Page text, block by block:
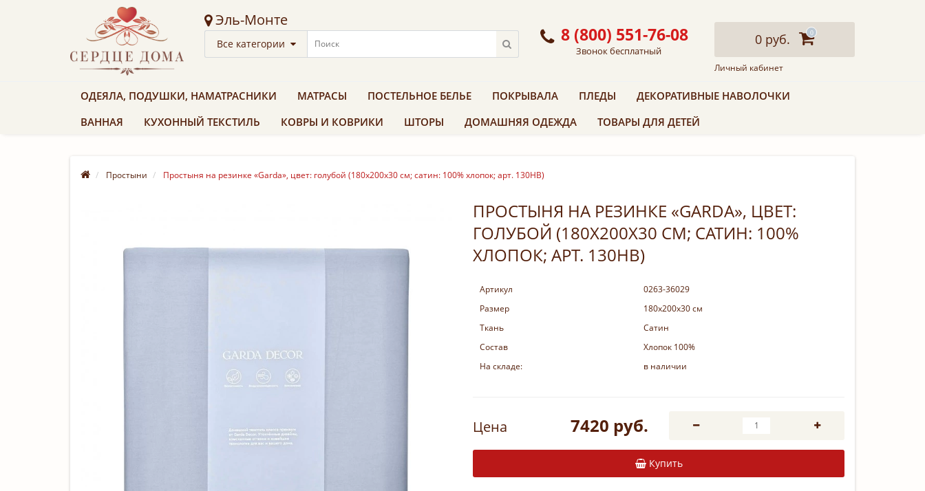
Эль-Монте
Все категории 8 (800) 551-76-08
Звонок бесплатный
0 руб. 0
Личный кабинет
ОДЕЯЛА, ПОДУШКИ, НАМАТРАСНИКИ МАТРАСЫ ПОСТЕЛЬНОЕ БЕЛЬЕ ПОКРЫВАЛА ПЛЕДЫ
ДЕКОРАТИВНЫЕ НАВОЛОЧКИ
ВАННАЯ
КУХОННЫЙ ТЕКСТИЛЬ КОВРЫ И КОВРИКИ ШТОРЫ ДОМАШНЯЯ ОДЕЖДА ТОВАРЫ ДЛЯ ДЕТЕЙ
Простыни Простыня на резинке «Garda», цвет: голубой (180х200х30 см; сатин: 100% хлопок; арт. 130HB)
ПРОСТЫНЯ НА РЕЗИНКЕ «GARDA», ЦВЕТ:
ГОЛУБОЙ (180Х200Х30 СМ; САТИН: 100%
ХЛОПОК; АРТ. 130HB)
Артикул
0263-36029
Размер
180х200х30 см
Ткань
Сатин
Состав
Хлопок 100%
На складе:
в наличии
Цена 7420 руб.
Купить